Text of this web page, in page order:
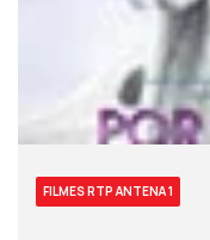
FILMES RTP ANTENA 1